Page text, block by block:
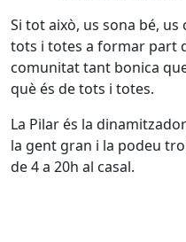
Si tot això, us sona bé, us
tots i totes a formar part
comunitat tant bonica
què és de tots i totes.
La Pilar és la
la gent gran i la podeu
de 4 a 20h al casal.